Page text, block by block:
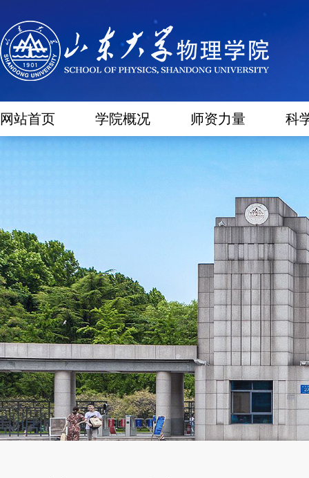
网站首页 学院概况 师资力量 科